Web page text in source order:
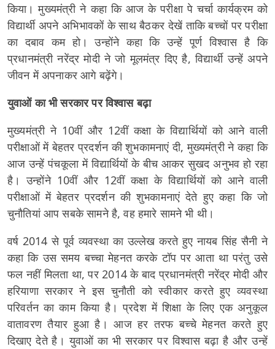
किया। मुख्यमंत्री ने कहा कि आज के परीक्षा पे चर्चा कार्यक्रम को
विद्यार्थी अपने अभिभावकों के साथ बैठकर देखें ताकि बच्चों पर परीक्षा
का दबाव कम हो। उन्होंने कहा कि उन्हें पूर्ण विश्वास है कि
प्रधानमंत्री नरेंद्र मोदी ने जो मूलमंत्र दिए है, विद्यार्थी उन्हें अपने
जीवन में अपनाकर आगे बढ़ेंगे।
युवाओं का भी सरकार पर विश्वास बढ़ा
मुख्यमंत्री ने 10वीं और 12वीं कक्षा के विद्यार्थियों को आने वाली
परीक्षाओं में बेहतर प्रदर्शन की शुभकामनाएं दी, मुख्यमंत्री ने कहा कि
आज उन्हें पंचकूला में विद्यार्थियों के बीच आकर सुखद अनुभव हो रहा
है। उन्होंने 10वीं और 12वीं कक्षा के विद्यार्थियों को आने वाली
परीक्षाओं में बेहतर प्रदर्शन की शुभकामनाएं देते हुए कहा कि जो
चुनौतियां आप सबके सामने है, वह हमारे सामने भी थी।
वर्ष 2014 से पूर्व व्यवस्था का उल्लेख करते हुए नायब सिंह सैनी ने
कहा कि उस समय बच्चा मेहनत करके टॉप पर आता था परंतु उसे
फल नहीं मिलता था, पर 2014 के बाद प्रधानमंत्री नरेंद्र मोदी और
हरियाणा सरकार ने इस चुनौती को स्वीकार करते हुए व्यवस्था
परिवर्तन का काम किया है। प्रदेश में शिक्षा के लिए एक अनुकूल
वातावरण तैयार हुआ है। आज हर तरफ बच्चे मेहनत करते हुए
दिखाए देते है। युवाओं का भी सरकार पर विश्वास बढ़ा है और उन्हें